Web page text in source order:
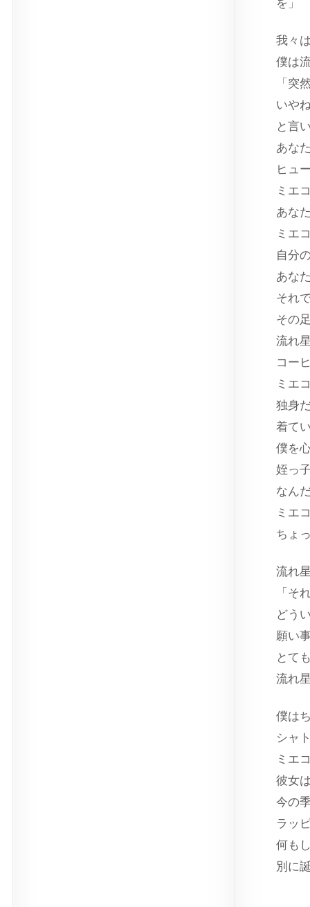
を」
我々
僕は
「突
いや
と言
あな
ヒュ
ミエ
あな
ミエ
自分
あな
それ
その
流れ
コー
ミエ
独身
着て
僕を
姪っ
なん
ミエ
ちょ
流れ
「そ
どう
願い
とて
流れ
僕は
シャ
ミエ
彼女
今の
ラッ
何も
別に